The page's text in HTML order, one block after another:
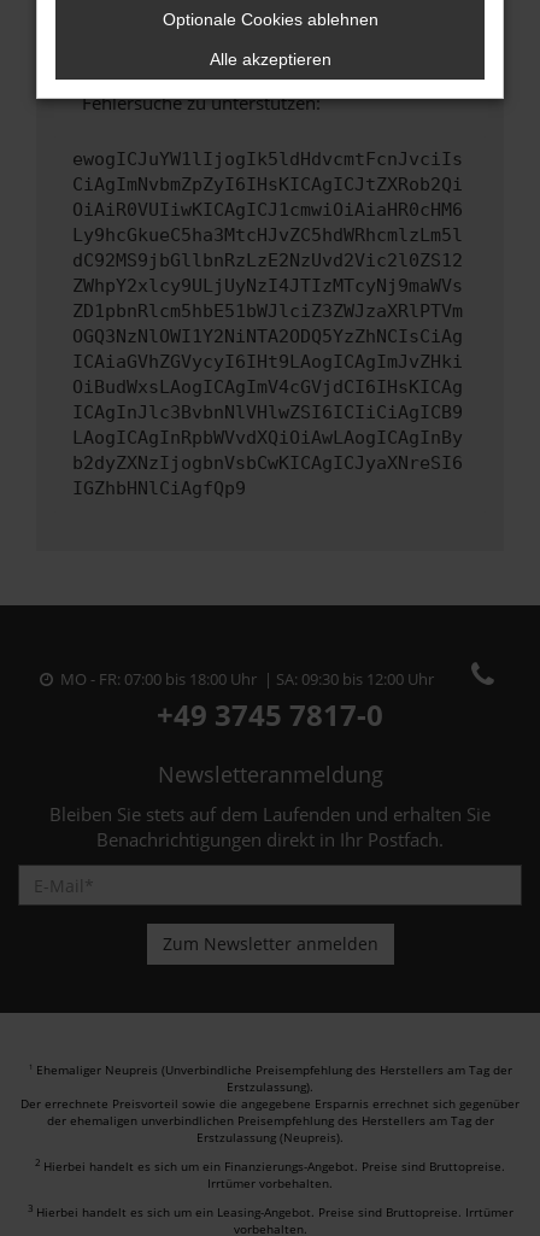
hast, kontaktiere uns bitte. Wir werden
versuchen, das Problem zu beheben. Du kannst
uns diesen Text schicken, um uns bei der
Fehlersuche zu unterstützen:
ewogICJuYW1lIjogIk5ldHdvcmtFcnJvciIs
CiAgImNvbmZpZyI6IHsKICAgICJtZXRob2Qi
OiAiR0VUIiwKICAgICJ1cmwiOiAiaHR0cHM6
Ly9hcGkueC5ha3MtcHJvZC5hdWRhcmlzLm5l
dC92MS9jbGllbnRzLzE2NzUvd2Vic2l0ZS12
ZWhpY2xlcy9ULjUyNzI4JTIzMTcyNj9maWVs
ZD1pbnRlcm5hbE51bWJlciZ3ZWJzaXRlPTVm
OGQ3NzNlOWI1Y2NiNTA2ODQ5YzZhNCIsCiAg
ICAiaGVhZGVycyI6IHt9LAogICAgImJvZHki
OiBudWxsLAogICAgImV4cGVjdCI6IHsKICAg
ICAgInJlc3BvbnNlVHlwZSI6ICIiCiAgICB9
LAogICAgInRpbWVvdXQiOiAwLAogICAgInBy
b2dyZXNzIjogbnVsbCwKICAgICJyaXNreSI6
IGZhbHNlCiAgfQp9
MO - FR: 07:00 bis 18:00 Uhr | SA: 09:30 bis 12:00 Uhr
+49 3745 7817-0
Newsletteranmeldung
Bleiben Sie stets auf dem Laufenden und erhalten Sie
Benachrichtigungen direkt in Ihr Postfach.
1 Ehemaliger Neupreis (Unverbindliche Preisempfehlung des Herstellers am Tag der
Erstzulassung).
Der errechnete Preisvorteil sowie die angegebene Ersparnis errechnet sich gegenüber
der ehemaligen unverbindlichen Preisempfehlung des Herstellers am Tag der
Erstzulassung (Neupreis).
2 Hierbei handelt es sich um ein Finanzierungs-Angebot. Preise sind Bruttopreise.
Irrtümer vorbehalten.
3 Hierbei handelt es sich um ein Leasing-Angebot. Preise sind Bruttopreise. Irrtümer
vorbehalten.
Optionale Cookies ablehnen
Alle akzeptieren